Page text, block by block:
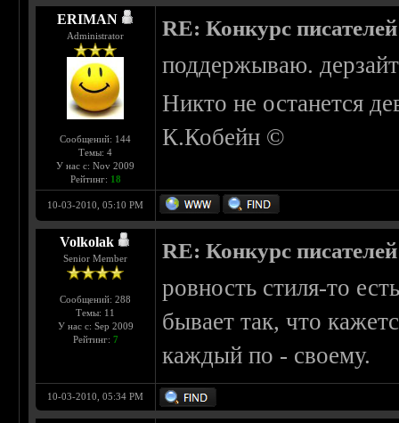
ERIMAN
Administrator
Сообщений: 144
Темы: 4
У нас с: Nov 2009
Рейтинг: 18
RE: Конкурс писателей
поддержываю.
Никто не останется
К.Кобейн ©
10-03-2010, 05:10 PM
Volkolak
Senior Member
Сообщений: 288
Темы: 11
У нас с: Sep 2009
Рейтинг: 7
RE: Конкурс писателей
ровность стиля-то
бывает так, что
каждый по - своему.
10-03-2010, 05:34 PM